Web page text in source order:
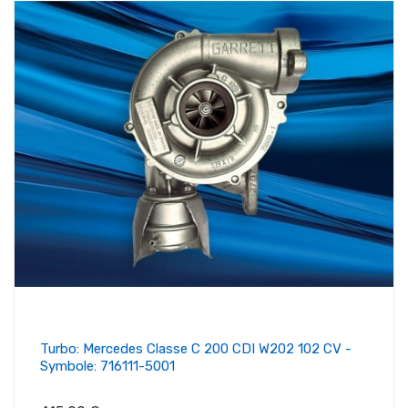
Turbo: Mercedes Classe C 200 CDI W202 102 CV -
Symbole: 716111-5001